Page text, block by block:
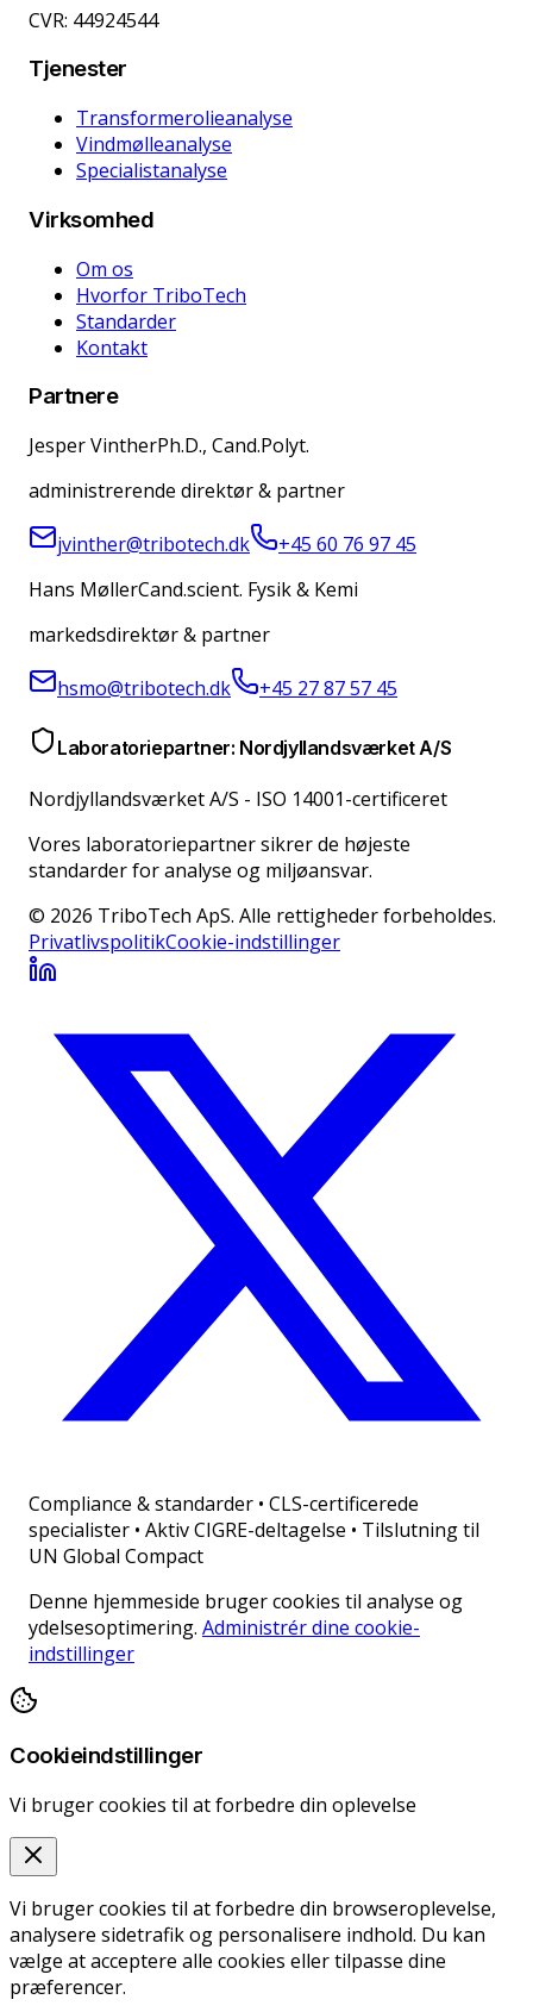
CVR: 44924544
Tjenester
Transformerolieanalyse
Vindmølleanalyse
Specialistanalyse
Virksomhed
Om os
Hvorfor TriboTech
Standarder
Kontakt
Partnere
Jesper VintherPh.D., Cand.Polyt.
administrerende direktør & partner
jvinther@tribotech.dk
+45 60 76 97 45
Hans MøllerCand.scient. Fysik & Kemi
markedsdirektør & partner
hsmo@tribotech.dk +45 27 87 57 45
Laboratoriepartner: Nordjyllandsværket A/S
Nordjyllandsværket A/S - ISO 14001-certificeret
Vores laboratoriepartner sikrer de højeste
standarder for analyse og miljøansvar.
© 2026 TriboTech ApS. Alle rettigheder forbeholdes.
PrivatlivspolitikCookie-indstillinger
Compliance & standarder • CLS-certificerede
specialister • Aktiv CIGRE-deltagelse • Tilslutning til
UN Global Compact
Denne hjemmeside bruger cookies til analyse og
ydelsesoptimering. Administrér dine cookie-
indstillinger
Cookieindstillinger
Vi bruger cookies til at forbedre din oplevelse
Vi bruger cookies til at forbedre din browseroplevelse,
analysere sidetrafik og personalisere indhold. Du kan
vælge at acceptere alle cookies eller tilpasse dine
præferencer.